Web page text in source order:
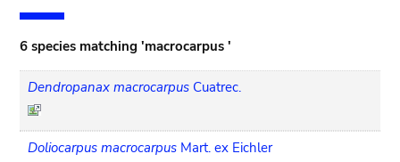
6 species matching 'macrocarpus '
Dendropanax macrocarpus Cuatrec.
Doliocarpus macrocarpus Mart. ex Eichler